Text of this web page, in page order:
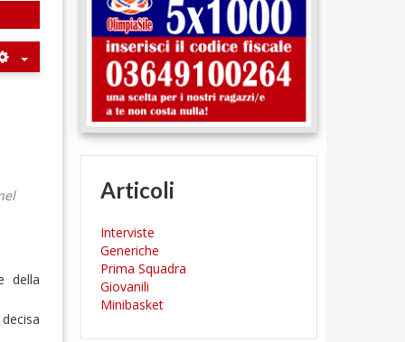
della
Articoli
Interviste
Generiche
Prima Squadra
Giovanili
Minibasket